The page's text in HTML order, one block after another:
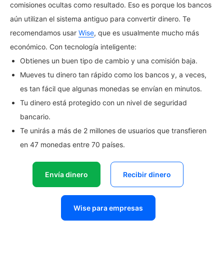
comisiones ocultas como resultado. Eso es porque los bancos
aún utilizan el sistema antiguo para convertir dinero. Te
recomendamos usar Wise, que es usualmente mucho más
económico. Con tecnología inteligente:
Obtienes un buen tipo de cambio y una comisión baja.
Mueves tu dinero tan rápido como los bancos y, a veces,
es tan fácil que algunas monedas se envían en minutos.
Tu dinero está protegido con un nivel de seguridad
bancario.
Te unirás a más de 2 millones de usuarios que transfieren
en 47 monedas entre 70 países.
Envía dinero Recibir dinero
Wise para empresas